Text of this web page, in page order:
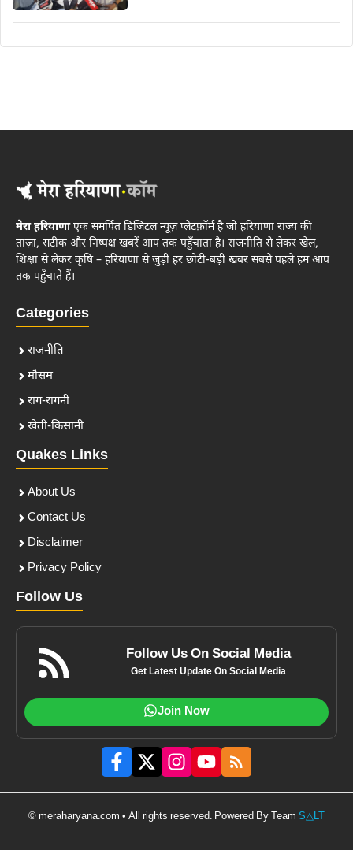
मेरा हरियाणाएक समर्पित डिजिटल न्यूज़ प्लेटफ़ॉर्म है जो हरियाणा राज्य की
ताज़ा, सटीक और निष्पक्ष खबरें आप तक पहुँचाता है। राजनीति से लेकर खेल,
शिक्षा से लेकर कृषि – हरियाणा से जुड़ी हर छोटी-बड़ी खबर सबसे पहले हम आप
तक पहुँचाते हैं।
Categories
राजनीति
मौसम
राग-रागनी
खेती-किसानी
Quakes Links
About Us
Contact Us
Disclaimer
Privacy Policy
Follow Us
Follow Us On Social Media
Get Latest Update On Social Media
Join Now
© meraharyana.com • All rights reserved. Powered By Team S△LT